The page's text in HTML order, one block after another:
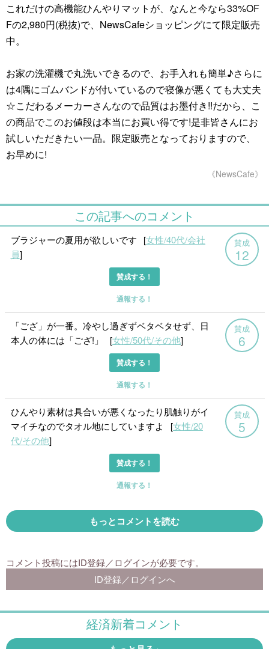
これだけの高機能ひんやりマットが、なんと今なら33%OF
Fの2,980円(税抜)で、NewsCafeショッピングにて限定販売
中。
お家の洗濯機で丸洗いできるので、お手入れも簡単♪さらに
は4隅にゴムバンドが付いているので寝像が悪くても大丈夫
☆こだわるメーカーさんなので品質はお墨付き!!だから、こ
の商品でこのお値段は本当にお買い得です!是非皆さんにお
試しいただきたい一品。限定販売となっておりますので、
お早めに!
《NewsCafe》